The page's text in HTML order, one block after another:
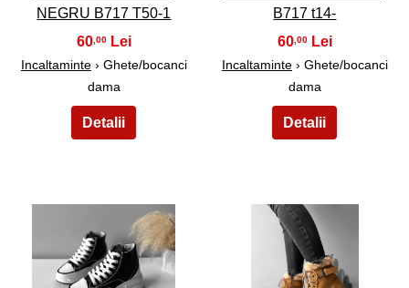
NEGRU B717 T50-1
60,00
Incaltaminte› Ghete/bocanci
dama
B717 t14-
60,00
Incaltaminte› Ghete/bocanci
dama